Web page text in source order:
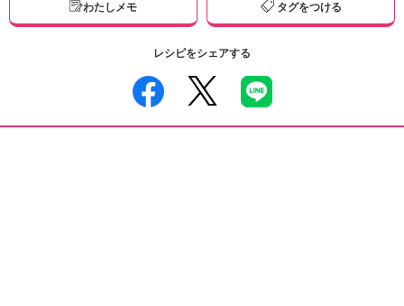
わたしメモ タグをつける
レシピをシェアする